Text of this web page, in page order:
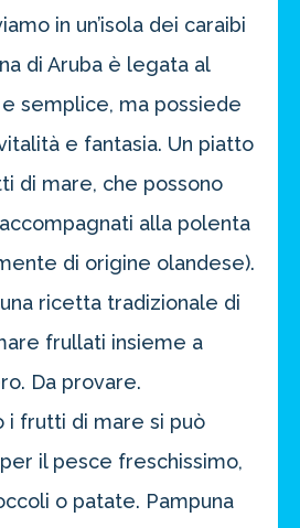
in un’isola dei caraibi
di Aruba è legata al
semplice, ma possiede
e fantasia. Un piatto
di mare, che possono
alla polenta
di origine olandese).
ricetta tradizionale di
frullati insieme a
Da provare.
i frutti di mare si può
il pesce freschissimo,
o patate. Pampuna